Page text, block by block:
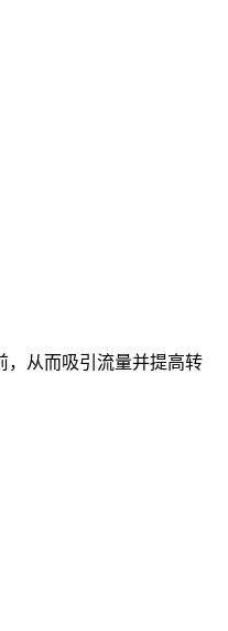
，从而吸引流量并提高转